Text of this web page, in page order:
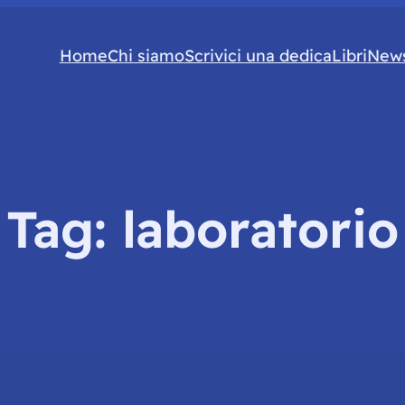
HomeChi siamoScrivici una dedicaLibri
Tag: laboratorio